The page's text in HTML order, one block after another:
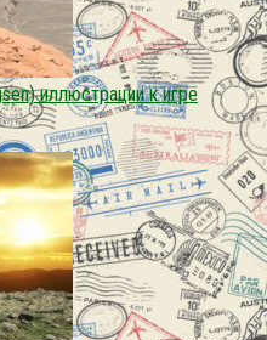
иллюстрации к игре